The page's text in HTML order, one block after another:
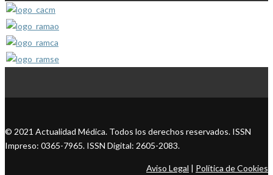
© 2021 Actualidad Médica. Todos los derechos reservados. ISSN
Impreso: 0365-7965. ISSN Digital: 2605-2083.
Aviso Legal | Política de Cookies